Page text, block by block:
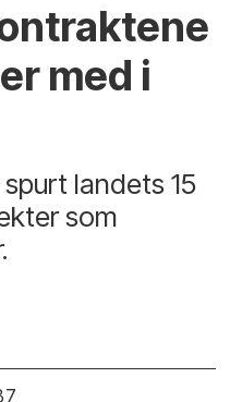
med i
landets 15
som